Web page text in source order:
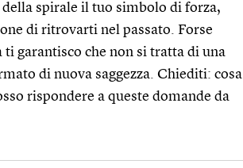
spirale il tuo simbolo di forza,
di ritrovarti nel passato. Forse
garantisco che non si tratta di una
di nuova saggezza. Chiediti: cosa
rispondere a queste domande da